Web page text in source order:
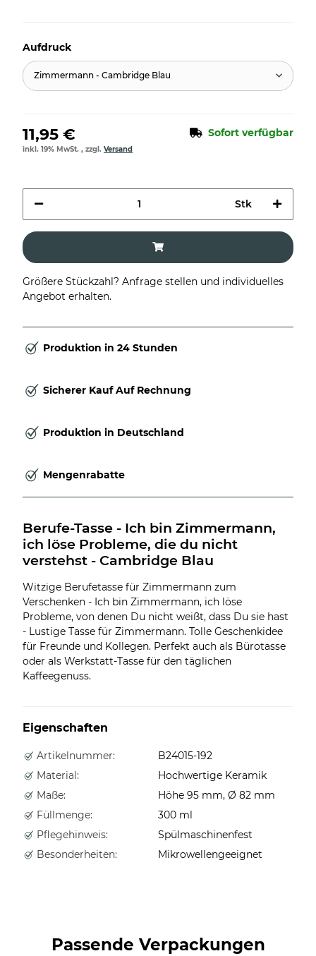
Aufdruck
Zimmermann - Cambridge Blau
11,95 € Sofort verfügbar
inkl. 19% MwSt. , zzgl. Versand
Stk
Größere Stückzahl? Anfrage stellen und individuelles
Angebot erhalten.
Produktion in 24 Stunden
Sicherer Kauf Auf Rechnung
Produktion in Deutschland
Mengenrabatte
Berufe-Tasse - Ich bin Zimmermann,
ich löse Probleme, die du nicht
verstehst - Cambridge Blau
Witzige Berufetasse für Zimmermann zum
Verschenken - Ich bin Zimmermann, ich löse
Probleme, von denen Du nicht weißt, dass Du sie hast
- Lustige Tasse für Zimmermann. Tolle Geschenkidee
für Freunde und Kollegen. Perfekt auch als Bürotasse
oder als Werkstatt-Tasse für den täglichen
Kaffeegenuss.
Eigenschaften
Artikelnummer:
B24015-192
Material:
Hochwertige Keramik
Maße:
Höhe 95 mm, Ø 82 mm
Füllmenge:
300 ml
Pflegehinweis:
Spülmaschinenfest
Besonderheiten:
Mikrowellengeeignet
Passende Verpackungen